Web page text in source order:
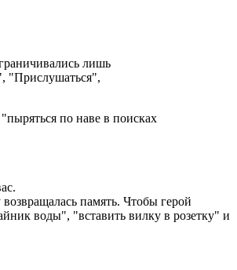
лишь
"Прислушаться",
по наве в поисках
память. Чтобы герой
воды", "вставить вилку в розетку" и